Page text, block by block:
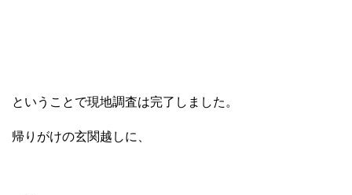
ということで現地調査は完了しました。
帰りがけの玄関越しに、